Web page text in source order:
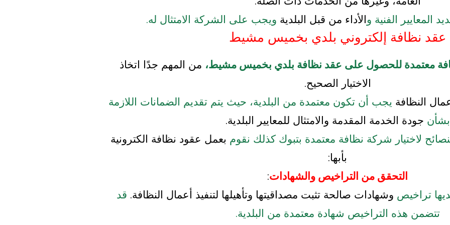
المعايير الفنية والأداء من قبل البلدية ويجب على الشركة الامتثال له.
عقد نظافة إلكتروني بلدي بخميس مشيط
معتمدة للحصول على عقد نظافة بلدي بخميس مشيط، من المهم جدًا اتخاذ
الاختيار الصحيح.
النظافة يجب أن تكون معتمدة من البلدية، حيث يتم تقديم الضمانات اللازمة
بشأن جودة الخدمة المقدمة والامتثال للمعايير البلدية.
لاختيار شركة نظافة معتمدة بتبوك كذلك نقوم بعمل عقود نظافة الكترونية
بأبها:
التحقق من التراخيص والشهادات:
تراخيص وشهادات صالحة تثبت مصداقيتها وتأهيلها لتنفيذ أعمال النظافة. قد
تتضمن هذه التراخيص شهادة معتمدة من البلدية.